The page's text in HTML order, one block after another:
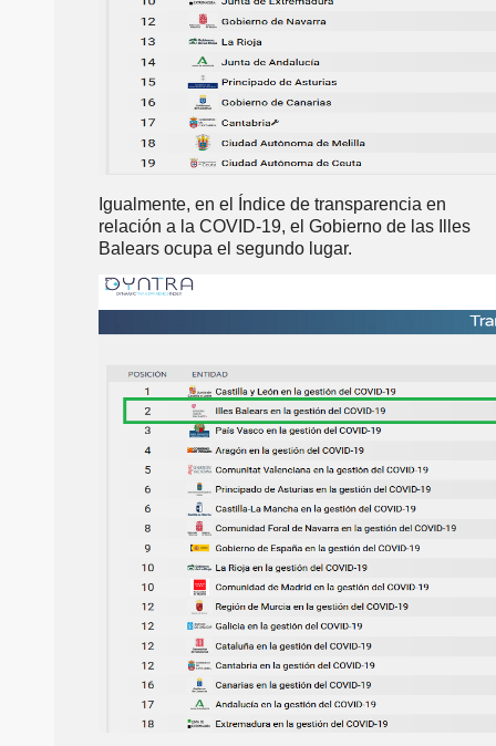
Igualmente, en el Índice de transparencia en
relación a la COVID-19, el Gobierno de las Illes
Balears ocupa el segundo lugar.